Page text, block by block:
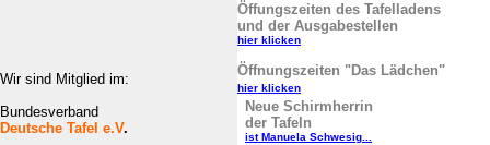
Wir sind Mitglied im:
Bundesverband
Deutsche Tafel e.V.
Öffungszeiten des Tafelladens
und der Ausgabestellen
hier klicken
Öffnungszeiten "Das Lädchen"
hier klicken
Neue Schirmherrin
der Tafeln
ist Manuela Schwesig...